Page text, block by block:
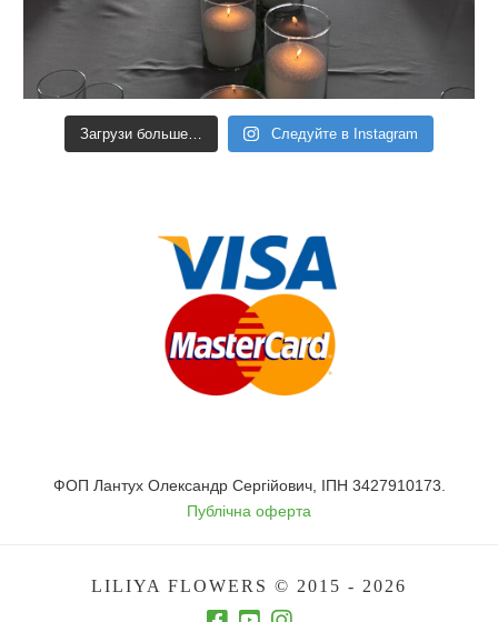
Загрузи больше… Следуйте в Instagram
ФОП Лантух Олександр Сергійович, ІПН 3427910173.
Публічна оферта
LILIYA FLOWERS © 2015 - 2026